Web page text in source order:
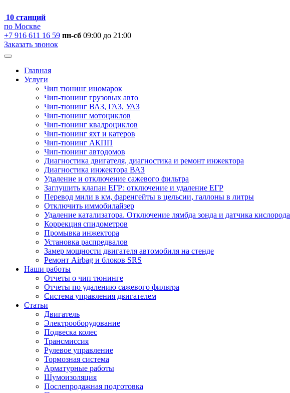
10 станций
по Москве
+7 916 611 16 59 пн-сб 09:00 до 21:00
Заказать звонок
Главная
Услуги
Чип тюнинг иномарок
Чип-тюнинг грузовых авто
Чип-тюнинг ВАЗ, ГАЗ, УАЗ
Чип-тюнинг мотоциклов
Чип-тюнинг квадроциклов
Чип-тюнинг яхт и катеров
Чип-тюнинг АКПП
Чип-тюнинг автодомов
Диагностика двигателя, диагностика и ремонт инжектора
Диагностика инжектора ВАЗ
Удаление и отключение сажевого фильтра
Заглушить клапан ЕГР: отключение и удаление ЕГР
Перевод мили в км, фаренгейты в цельсии, галлоны в литры
Отключить иммобилайзер
Удаление катализатора. Отключение лямбда зонда и датчика кислорода
Коррекция спидометров
Промывка инжектора
Установка распредвалов
Замер мощности двигателя автомобиля на стенде
Ремонт Airbag и блоков SRS
Наши работы
Отчеты о чип тюнинге
Отчеты по удалению сажевого фильтра
Система управления двигателем
Статьи
Двигатель
Электрооборудование
Подвеска колес
Трансмиссия
Рулевое управление
Тормозная система
Арматурные работы
Шумоизоляция
Послепродажная подготовка